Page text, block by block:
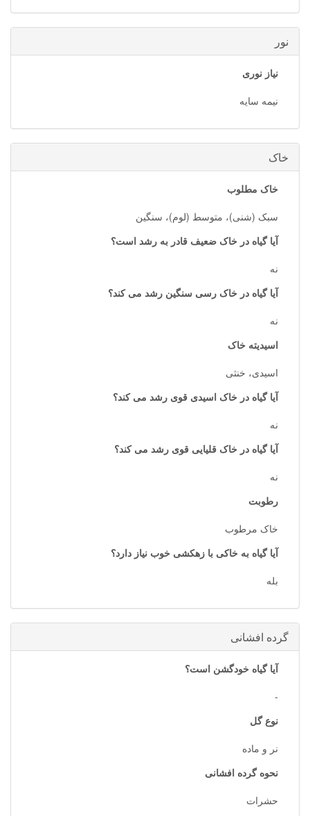
نور
نیاز نوری
نیمه سایه
خاک
خاک مطلوب
سبک (شنی)، متوسط (لوم)، سنگین
آیا گیاه در خاک ضعیف قادر به رشد است؟
نه
آیا گیاه در خاک رسی سنگین رشد می کند؟
نه
اسیدیته خاک
اسیدی، خنثی
آیا گیاه در خاک اسیدی قوی رشد می کند؟
نه
آیا گیاه در خاک قلیایی قوی رشد می کند؟
نه
رطوبت
خاک مرطوب
آیا گیاه به خاکی با زهکشی خوب نیاز دارد؟
بله
گرده افشانی
آیا گیاه خودگشن است؟
-
نوع گل
نر و ماده
نحوه گرده افشانی
حشرات